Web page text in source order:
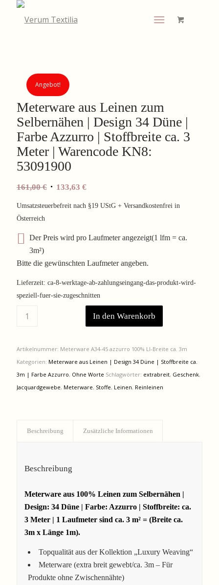
Angebot!
Meterware aus Leinen zum
Selbernähen | Design 34 Düne |
Farbe Azzurro | Stoffbreite ca. 3
Meter | Warencode KN8:
53091900
161,00€ Ursprünglicher
war:
133,63 €Aktueller
ist:
Umsatzsteuerbefreit nach §19 UStG + Versandkostenfrei in
Österreich
Der Preis wird pro Laufmeter angezeigt(1 lfm = ca.
3m²)
Bitte die gewünschten Laufmeter angeben.
Lieferzeit: ca-8-werktage-ab-zahlungseingang-das-produkt-wird-
speziell-fuer-sie-zugeschnitten
In den Warenkorb
Artikelnummer: Meterware A34-45 azzurro 100% LI-Breite ca. 3m
Kategorien: Meterware aus Leinen | Design 34 Düne | Stoffbreite ca.
3m | Farbe Azzurro, Ohne Worte Schlagwörter: extrabreit, Geschenk,
Jacquardgewebe, Meterware, Stoffe, Leinen, Reinleinen
Beschreibung Zusätzliche Informationen
Beschreibung
Meterware aus 100% Leinen zum Selbernähen |
Design: 34 Düne | Farbe: Azzurro | Stoffbreite: ca.
3 Meter | 1 Laufmeter sind ca. 3 m² = (Breite ca.
3m x Länge 1m).
Topqualität aus der Kollektion „Luxury Weaving“
Meterware (extra breit gewebt/ca. 3m – Für
Produkte ohne Zwischennähte)